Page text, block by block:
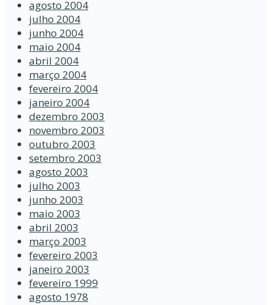
agosto 2004
julho 2004
junho 2004
maio 2004
abril 2004
março 2004
fevereiro 2004
janeiro 2004
dezembro 2003
novembro 2003
outubro 2003
setembro 2003
agosto 2003
julho 2003
junho 2003
maio 2003
abril 2003
março 2003
fevereiro 2003
janeiro 2003
fevereiro 1999
agosto 1978